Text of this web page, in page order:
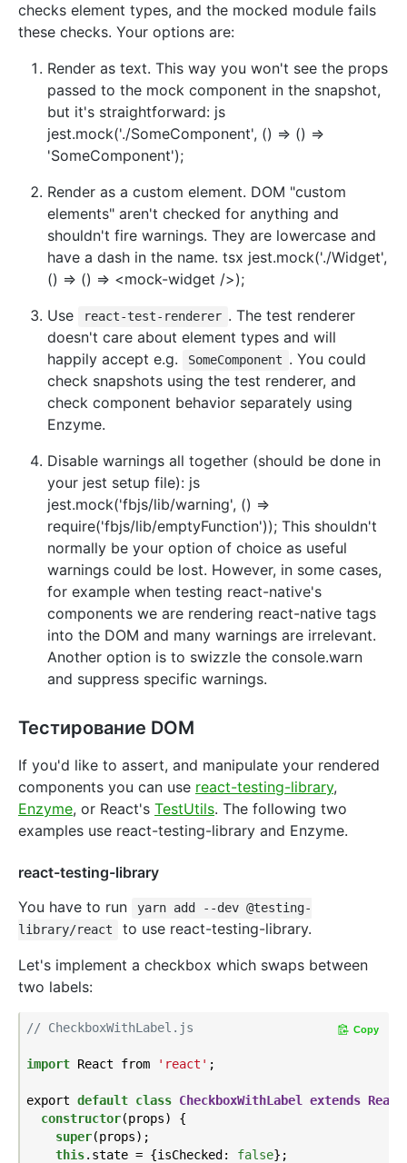
checks element types, and the mocked module fails
these checks. Your options are:
Render as text. This way you won't see the props
passed to the mock component in the snapshot,
but it's straightforward: js
jest.mock('./SomeComponent', () => () =>
'SomeComponent');
Render as a custom element. DOM "custom
elements" aren't checked for anything and
shouldn't fire warnings. They are lowercase and
have a dash in the name. tsx jest.mock('./Widget',
() => () => <mock-widget />);
Use
react-test-renderer . The test renderer
doesn't care about element types and will
happily accept e.g.
SomeComponent . You could
check snapshots using the test renderer, and
check component behavior separately using
Enzyme.
Disable warnings all together (should be done in
your jest setup file): js
jest.mock('fbjs/lib/warning', () =>
require('fbjs/lib/emptyFunction')); This shouldn't
normally be your option of choice as useful
warnings could be lost. However, in some cases,
for example when testing react-native's
components we are rendering react-native tags
into the DOM and many warnings are irrelevant.
Another option is to swizzle the console.warn
and suppress specific warnings.
Тестирование DOM
If you'd like to assert, and manipulate your rendered
components you can use react-testing-library,
Enzyme, or React's TestUtils. The following two
examples use react-testing-library and Enzyme.
react-testing-library
You have to run
yarn add --dev @testing-
library/react
to use react-testing-library.
Let's implement a checkbox which swaps between
two labels:
// CheckboxWithLabel.js
import React from 'react' ;
export default class CheckboxWithLabel extends React
constructor(props) {
super(props);
this.state = {isChecked: false};
Copy